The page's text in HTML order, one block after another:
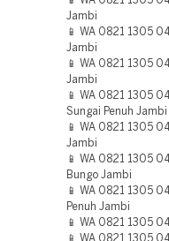
Jambi
📱 WA 0821 1305
Jambi
📱 WA 0821 1305
Jambi
📱 WA 0821 1305
Sungai Penuh Jambi
📱 WA 0821 1305
Jambi
📱 WA 0821 1305
Bungo Jambi
📱 WA 0821 1305
Penuh Jambi
📱 WA 0821 1305
📱 WA 0821 1305